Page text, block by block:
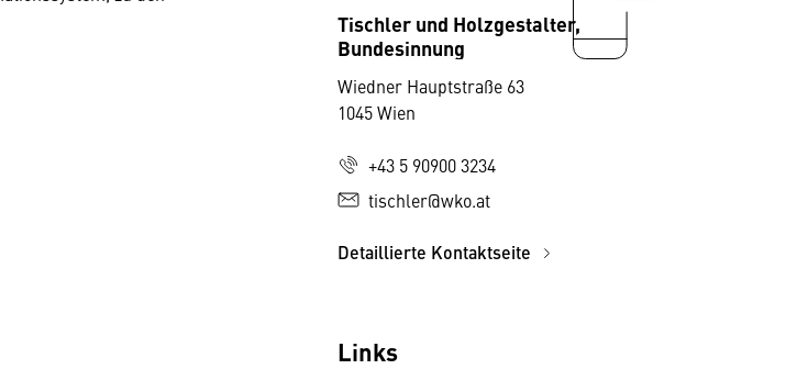
Tischler und Holzgestalter,
Bundesinnung
Wiedner Hauptstraße 63
1045 Wien
+43 5 90900 3234
tischler@wko.at
Detaillierte Kontaktseite
Links